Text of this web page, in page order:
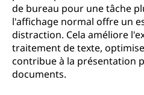
m
de bureau pour une tâche
l'affichage normal offre un
distraction. Cela améliore
traitement de texte,
contribue à la présentation
documents.